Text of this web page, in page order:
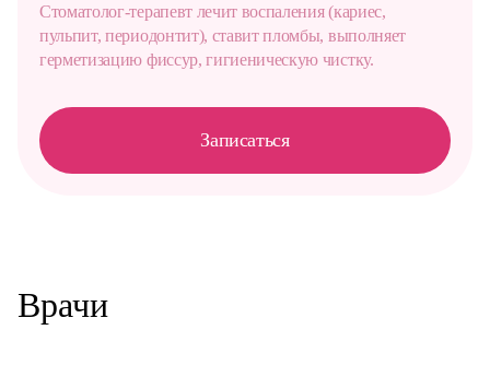
Стоматолог-терапевт лечит воспаления (кариес,
пульпит, периодонтит), ставит пломбы, выполняет
герметизацию фиссур, гигиеническую чистку.
Записаться
Врачи